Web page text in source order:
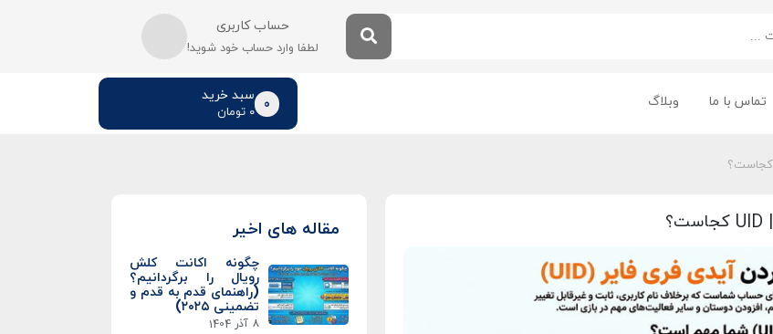
حساب کاربری
لطفا وارد حساب خود شوید!
تماس با ما وبلاگ سبد خرید
تومان۰
0
مقاله های اخیر
چگونه اکانت کلش
رویال را برگردانیم؟
(راهنمای قدم به قدم و
تضمینی ۲۰۲۵)
8 آذر 1404